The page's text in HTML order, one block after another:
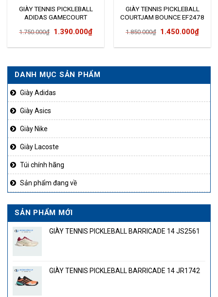
DANH MỤC SẢN PHẨM
Giày Adidas
Giày Asics
Giày Nike
Giày Lacoste
Túi chính hãng
Sản phẩm đang về
SẢN PHẨM MỚI
GIÀY TENNIS PICKLEBALL BARRICADE 14 JS2561
GIÀY TENNIS PICKLEBALL BARRICADE 14 JR1742
GIÀY TENNIS PICKLEBALL
ADIDAS GAMECOURT
1.750.000₫ Giá
1.750.000₫.
1.390.000₫Giá
là:
1.390.000₫.
GIÀY TENNIS PICKLEBALL
COURTJAM BOUNCE EF2478
1.850.000₫ Giá
1.850.000₫.
1.450.000₫Giá
là: